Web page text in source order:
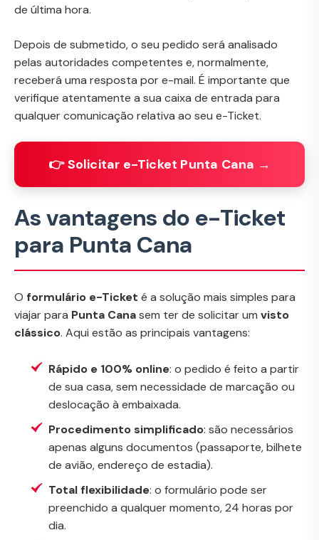
de última hora.
Depois de submetido, o seu pedido será analisado
pelas autoridades competentes e, normalmente,
receberá uma resposta por e-mail. É importante que
verifique atentamente a sua caixa de entrada para
qualquer comunicação relativa ao seu e-Ticket.
👉 Solicitar e-Ticket Punta Cana →
As vantagens do e-Ticket
para Punta Cana
O formulário e-Ticket é a solução mais simples para
viajar para Punta Canasem ter de solicitar um visto
clássico. Aqui estão as principais vantagens:
Rápido e 100% online: o pedido é feito a partir
de sua casa, sem necessidade de marcação ou
deslocação à embaixada.
Procedimento simplificado: são necessários
apenas alguns documentos (passaporte, bilhete
de avião, endereço de estadia).
Total flexibilidade: o formulário pode ser
preenchido a qualquer momento, 24 horas por
dia.